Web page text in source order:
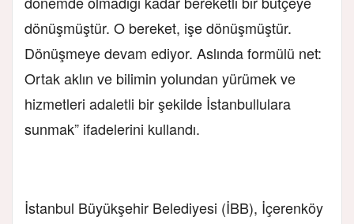
dönüşmüştür. O bereket, işe dönüşmüştür.
Dönüşmeye devam ediyor. Aslında formülü net:
Ortak aklın ve bilimin yolundan yürümek ve
hizmetleri adaletli bir şekilde İstanbullulara
sunmak” ifadelerini kullandı.
İstanbul Büyükşehir Belediyesi (İBB), İçerenköy